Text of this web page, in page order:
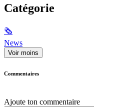
Catégorie
🗞
News
Voir moins
Commentaires
Ajoute ton commentaire